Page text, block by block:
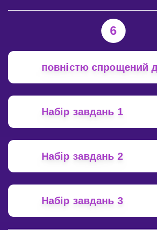
6
повністю спрощений
Набір завдань 1
Набір завдань 2
Набір завдань 3